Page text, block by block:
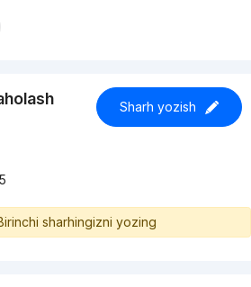
Sharh yozish
sharhingizni yozing